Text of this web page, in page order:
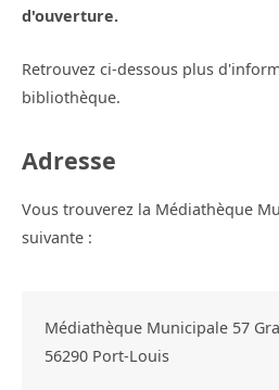
d'ouverture.
Retrouvez ci-dessous plus
bibliothèque.
Adresse
Vous trouverez la Médiathèque
suivante :
Médiathèque Municipale 57
56290 Port-Louis